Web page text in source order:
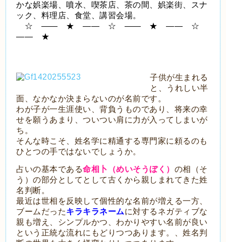
かな娯楽場、噴水、喫茶店、茶の間、娯楽街、スナ
ック、料理店、食堂、講習会場。
☆ ―― ★ ―― ☆ ―― ★ ―― ☆
―― ★
子供が生まれる
と、うれしい半
面、なかなか決まらないのが名前です。
わが子が一生涯使い、背負うものであり、将来の幸
せを願うあまり、ついつい肩に力が入ってしまいが
ち。
そんな時こそ、姓名学に精通する専門家に頼るのも
ひとつの手ではないでしょうか。
占いの基本である命相卜（めいそうぼく） の相（そ
う）の部分としてとして古くから親しまれてきた姓
名判断。
最近は世相を反映して個性的な名前が増える一方、
ブームだったキラキラネームに対するネガティブな
親も増え、シンプルかつ、わかりやすい名前が良い
という正統な流れにもどりつつあります。、姓名判